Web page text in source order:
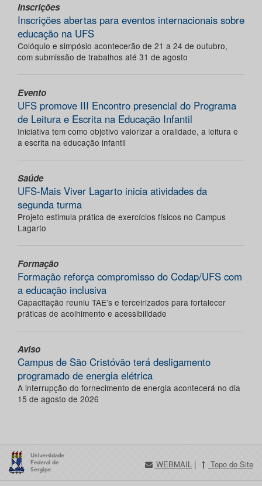
Inscrições
Inscrições abertas para eventos internacionais sobre
educação na UFS
Colóquio e simpósio acontecerão de 21 a 24 de outubro,
com submissão de trabalhos até 31 de agosto
Evento
UFS promove III Encontro presencial do Programa
de Leitura e Escrita na Educação Infantil
Iniciativa tem como objetivo valorizar a oralidade, a leitura e
a escrita na educação infantil
Saúde
UFS-Mais Viver Lagarto inicia atividades da
segunda turma
Projeto estimula prática de exercícios físicos no Campus
Lagarto
Formação
Formação reforça compromisso do Codap/UFS com
a educação inclusiva
Capacitação reuniu TAE’s e terceirizados para fortalecer
práticas de acolhimento e acessibilidade
Aviso
Campus de São Cristóvão terá desligamento
programado de energia elétrica
A interrupção do fornecimento de energia acontecerá no dia
15 de agosto de 2026
WEBMAIL | Topo do Site